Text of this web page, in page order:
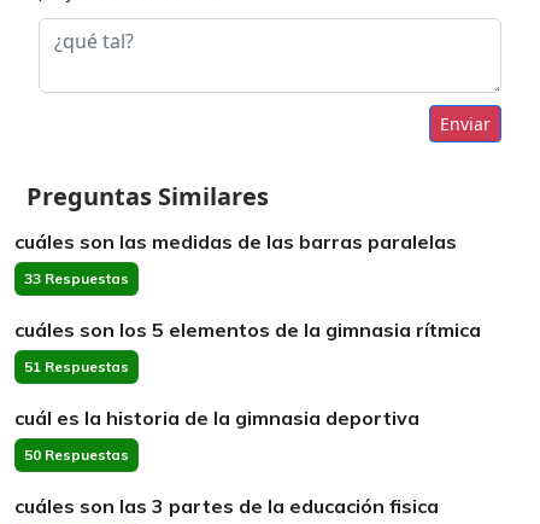
Enviar
Preguntas Similares
cuáles son las medidas de las barras paralelas
33 Respuestas
cuáles son los 5 elementos de la gimnasia rítmica
51 Respuestas
cuál es la historia de la gimnasia deportiva
50 Respuestas
cuáles son las 3 partes de la educación fisica